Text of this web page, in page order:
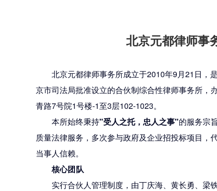
北京元都律师事
北京元都律师事务所成立于2010年9月21日，
京市司法局批准设立的合伙制综合性律师事务所，
青路7号院1号楼-1至3层102-1023。
本所始终秉持"受人之托，忠人之事"的服务宗
质量法律服务，多次参与政府及企业招投标项目，
当事人信赖。
核心团队
实行合伙人管理制度，由丁庆海、黄长勇、梁